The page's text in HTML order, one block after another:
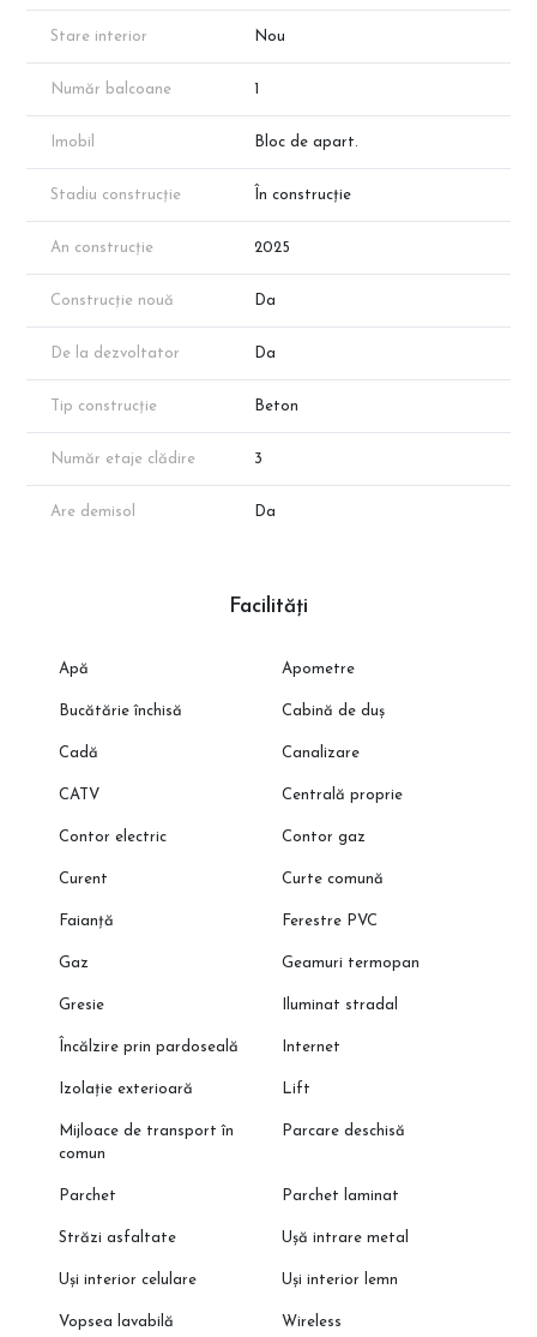
Stare interior Nou
Număr balcoane 1
Imobil Bloc de apart.
Stadiu construcție În construcție
An construcție 2025
Construcție nouă Da
De la dezvoltator Da
Tip construcție Beton
Număr etaje clădire 3
Are demisol Da
Facilități
Apă Apometre
Bucătărie închisă Cabină de duș
Cadă Canalizare
CATV Centrală proprie
Contor electric Contor gaz
Curent Curte comună
Faianță Ferestre PVC
Gaz Geamuri termopan
Gresie Iluminat stradal
Încălzire prin pardoseală Internet
Izolație exterioară Lift
Mijloace de transport în
comun
Parcare deschisă
Parchet Parchet laminat
Străzi asfaltate Ușă intrare metal
Uși interior celulare Uși interior lemn
Vopsea lavabilă Wireless